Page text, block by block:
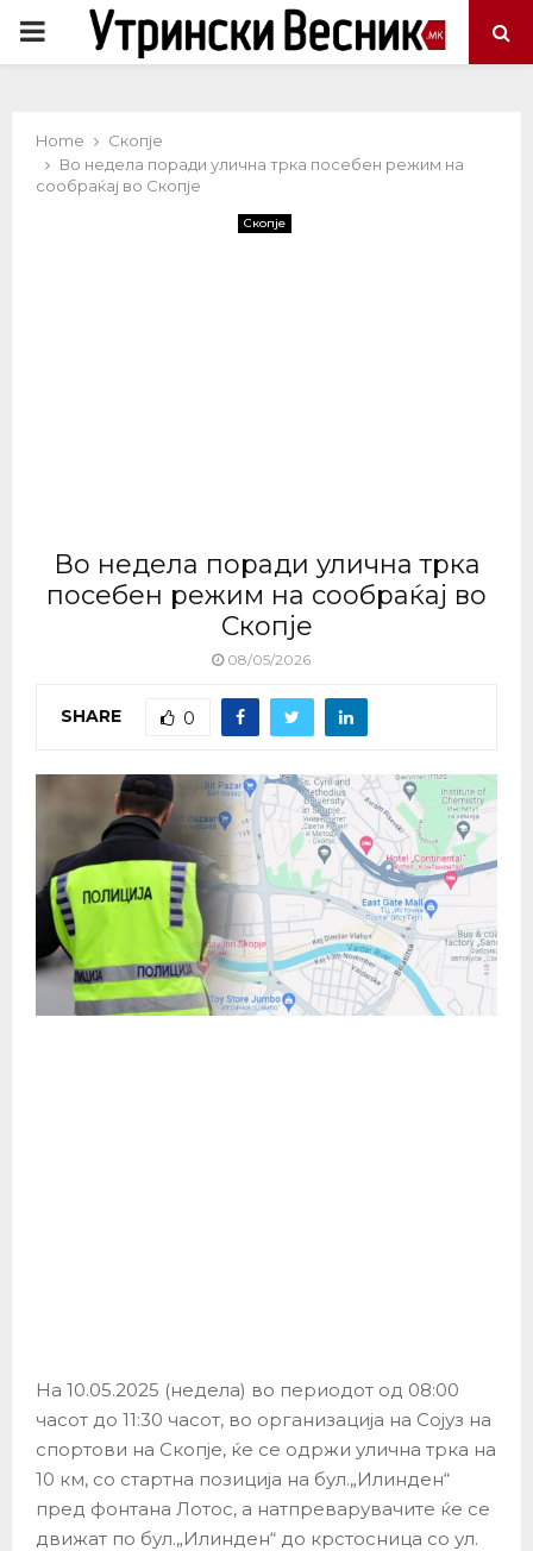
PRIMARY
Home
Скопје
Во недела поради улична трка посебен режим на
сообраќај во Скопје
Скопје
Во недела поради улична трка
посебен режим на сообраќај во
Скопје
08/05/2026
SHARE 0
На 10.05.2025 (недела) во периодот од 08:00
часот до 11:30 часот, во организација на Сојуз на
спортови на Скопје, ќе се одржи улична трка на
10 км, со стартна позиција на бул.„Илинден“
пред фонтана Лотос, а натпреварувачите ќе се
движат по бул.„Илинден“ до крстосница со ул.